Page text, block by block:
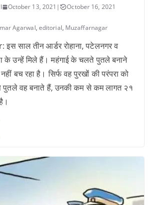
October 13, 2021 |
October 16, 2021
Agarwal, editorial, Muzaffarnagar
साल तीन आर्डर रोहाना, पटेलनगर व
के उन्हें मिले हैं। महंगाई के चलते पुतले बनाने
बच रहा है। सिर्फ वह पुरखों की परंपरा को
पुतले वह बनाते हैं, उनकी कम से कम लागत २१